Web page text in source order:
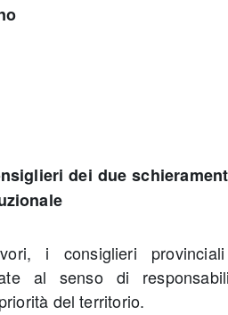
dei due
i consiglieri
al senso di
del territorio.